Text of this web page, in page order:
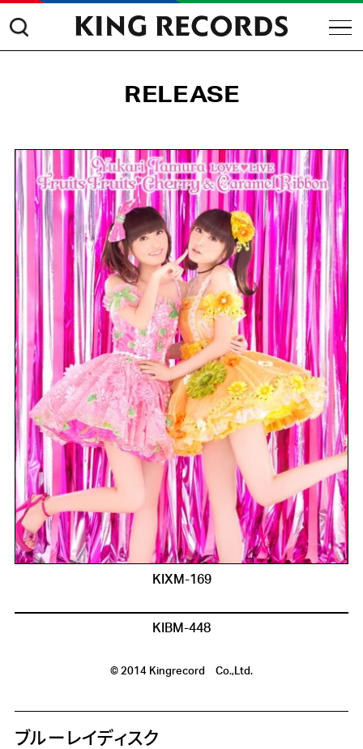
RELEASE
KIXM-169
KIBM-448
© 2014 Kingrecord Co.,Ltd.
ブルーレイディスク